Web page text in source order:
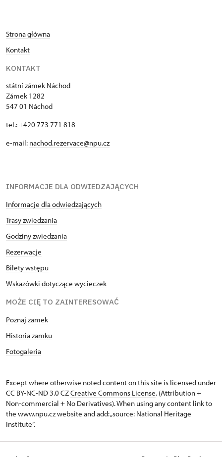
Strona główna
Kontakt
KONTAKT
státní zámek Náchod
Zámek 1282
547 01 Náchod
tel.: +420 773 771 818
e-mail: nachod.rezervace@npu.cz
INFORMACJE DLA ODWIEDZAJĄCYCH
Informacje dla odwiedzających
Trasy zwiedzania
Godziny zwiedzania
Rezerwacje
Bilety wstępu
Wskazówki dotyczące wycieczek
MOŻE CIĘ TO ZAINTERESOWAĆ
Poznaj zamek
Historia zamku
Fotogaleria
Except where otherwise noted content on this site is licensed under
CC BY-NC-ND 3.0 CZCreative Commons License. (Attribution +
Non-commercial + No Derivatives). When using any content link to
the www.npu.cz website and add: „source: National Heritage
Institute“.